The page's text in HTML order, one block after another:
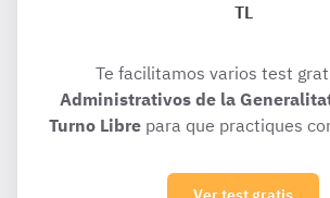
TL
Te facilitamos varios test
Administrativos de la
Turno Libre para que practiques